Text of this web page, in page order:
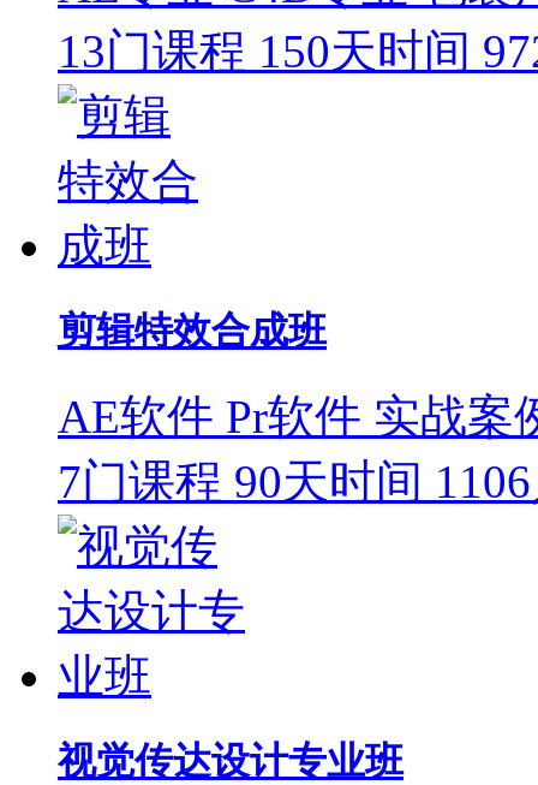
13门课程 150天时间
剪辑特效合成班
AE软件 Pr软件 实战案
7门课程 90天时间
视觉传达设计专业班